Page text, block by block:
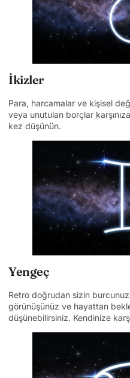
İkizler
Para, harcamalar ve kişisel
veya unutulan borçlar
kez düşünün.
Yengeç
Retro doğrudan sizin
görünüşünüz ve hayattan
düşünebilirsiniz. Kendinize